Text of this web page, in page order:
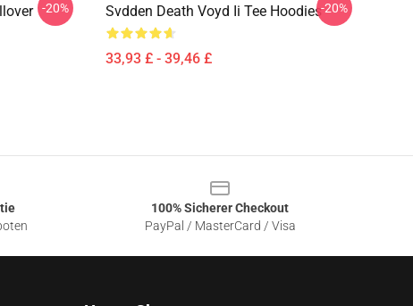
-20% Svdden Death Voyd Ii Tee Hoodies
33,93 £ - 39,46 £
-20%
100% Sicherer Checkout
PayPal / MasterCard / Visa